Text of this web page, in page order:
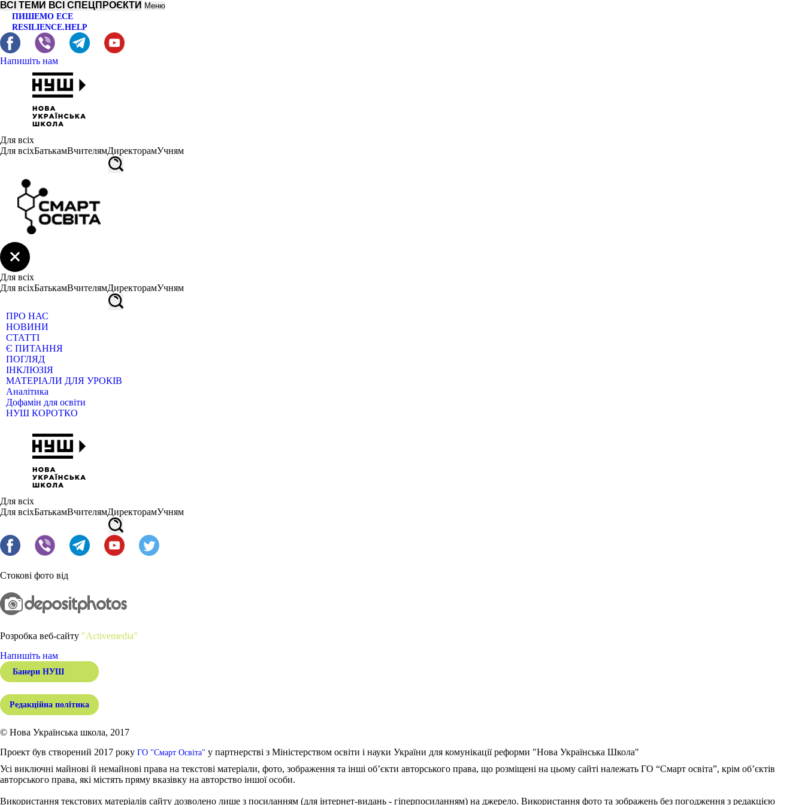
ВСІ ТЕМИ ВСІ СПЕЦПРОЄКТИ Меню
ПИШЕМО ЕСЕ
RESILIENCE.HELP
Напишіть нам
Для всіх
Для всіхБатькамВчителямДиректорамУчням
Для всіх
Для всіхБатькамВчителямДиректорамУчням
ПРО НАС
НОВИНИ
СТАТТІ
Є ПИТАННЯ
ПОГЛЯД
ІНКЛЮЗІЯ
МАТЕРІАЛИ ДЛЯ УРОКІВ
Аналітика
Дофамін для освіти
НУШ КОРОТКО
Для всіх
Для всіхБатькамВчителямДиректорамУчням
Стокові фото від
Розробка веб-сайту "Activemedia"
Напишіть нам
Банери НУШ
Редакційна політика
© Нова Українська школа, 2017
Проект був створений 2017 року ГО "Смарт Освіта" у партнерстві з Міністерством освіти і науки України для комунікації реформи "Нова Українська Школа"
Усі виключні майнові й немайнові права на текстові матеріали, фото, зображення та інші об’єкти авторського права, що розміщені на цьому сайті належать ГО “Смарт освіта”, крім об’єктів
авторського права, які містять пряму вказівку на авторство іншої особи.
Використання текстових матеріалів сайту дозволено лише з посиланням (для інтернет-видань - гіперпосиланням) на джерело. Використання фото та зображень без погодження з редакцією